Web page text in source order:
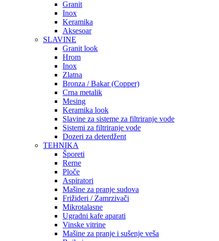
Granit
Inox
Keramika
Aksesoar
SLAVINE
Granit look
Hrom
Inox
Zlatna
Bronza / Bakar (Copper)
Crna metalik
Mesing
Keramika look
Slavine za sisteme za filtriranje vode
Sistemi za filtriranje vode
Dozeri za deterdžent
TEHNIKA
Šporeti
Rerne
Ploče
Aspiratori
Mašine za pranje sudova
Frižideri / Zamrzivači
Mikrotalasne
Ugradni kafe aparati
Vinske vitrine
Mašine za pranje i sušenje veša